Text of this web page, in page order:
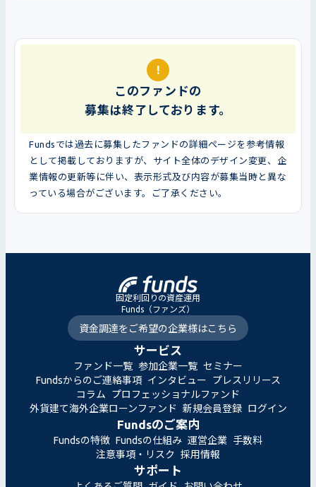
!
このファンドの
募集は終了しております。
Fundsでは過去に募集したファンドの詳細ページを参考情報
として掲載しておりますが、サイト全体のデザイン変更、企
業情報の更新等に伴い、表示形式及び内容が募集当時と異な
っている場合がございます。ご了承ください。
固定利回りの資産運用
Funds（ファンズ）
資金調達をご希望の企業様はこちら
サービス
ファンド一覧 参加企業一覧 セミナー
Fundsからのご連絡事項 インタビュー
プレスリリース
コラム
プロフェッショナルファンド
外貨建て海外企業ローンファンド 新規会員登録 ログイン
Fundsのご案内
Fundsの特徴 Fundsの仕組み 運営企業 手数料
注意事項・リスク
採用情報
サポート